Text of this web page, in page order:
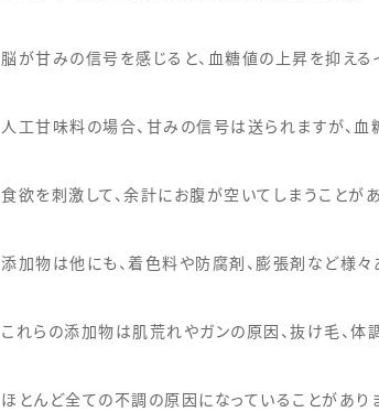
脳が甘みの信号を感じると、血糖値の上昇を抑える
人工甘味料の場合、甘みの信号は送られますが、
食欲を刺激して、余計にお腹が空いてしまうことがあ
添加物は他にも、着色料や防腐剤、膨張剤など様々
これらの添加物は肌荒れやガンの原因、抜け毛、体
ほとんど全ての不調の原因になっていることがありま